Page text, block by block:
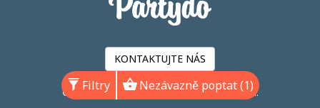
Filtry Nezávazně poptat (1)
KONTAKTUJTE NÁS
©2026 Svatba.cz s.r.o. Všechna práva vyhrazena.